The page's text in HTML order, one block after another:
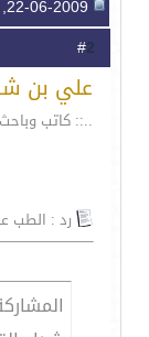
2
علي بن
..:: كاتب
رد : الطب